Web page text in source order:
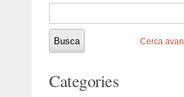
Cerca
Categories